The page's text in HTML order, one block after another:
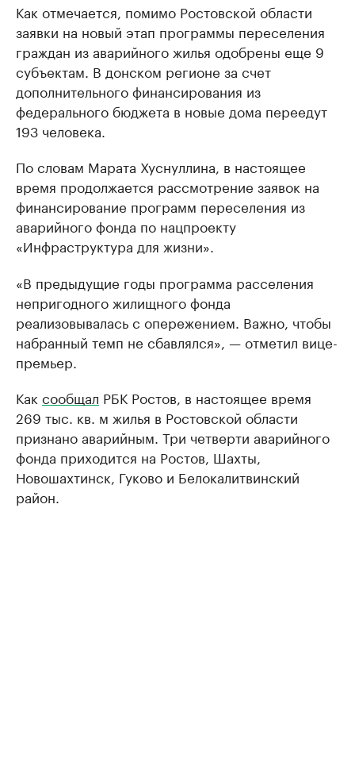
Как отмечается, помимо Ростовской области
заявки на новый этап программы переселения
граждан из аварийного жилья одобрены еще 9
субъектам. В донском регионе за счет
дополнительного финансирования из
федерального бюджета в новые дома переедут
193 человека.
По словам Марата Хуснуллина, в настоящее
время продолжается рассмотрение заявок на
финансирование программ переселения из
аварийного фонда по нацпроекту
«Инфраструктура для жизни».
«В предыдущие годы программа расселения
непригодного жилищного фонда
реализовывалась с опережением. Важно, чтобы
набранный темп не сбавлялся», — отметил вице-
премьер.
Как сообщал РБК Ростов, в настоящее время
269 тыс. кв. м жилья в Ростовской области
признано аварийным. Три четверти аварийного
фонда приходится на Ростов, Шахты,
Новошахтинск, Гуково и Белокалитвинский
район.